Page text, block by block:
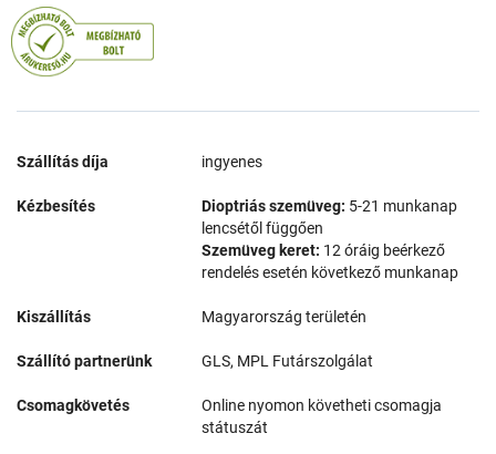
Szállítás díja ingyenes
Kézbesítés Dioptriás szemüveg: 5-21 munkanap
lencsétől függően
Szemüveg keret: 12 óráig beérkező
rendelés esetén következő munkanap
Kiszállítás Magyarország területén
Szállító partnerünk GLS, MPL Futárszolgálat
Csomagkövetés
Online nyomon követheti csomagja
státuszát